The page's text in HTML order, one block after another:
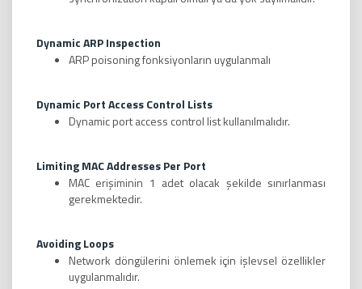
Dynamic ARP Inspection
ARP poisoning fonksiyonların uygulanmalı
Dynamic Port Access Control Lists
Dynamic port access control list kullanılmalıdır.
Limiting MAC Addresses Per Port
MAC erişiminin 1 adet olacak şekilde sınırlanması
gerekmektedir.
Avoiding Loops
Network döngülerini önlemek için işlevsel özellikler
uygulanmalıdır.